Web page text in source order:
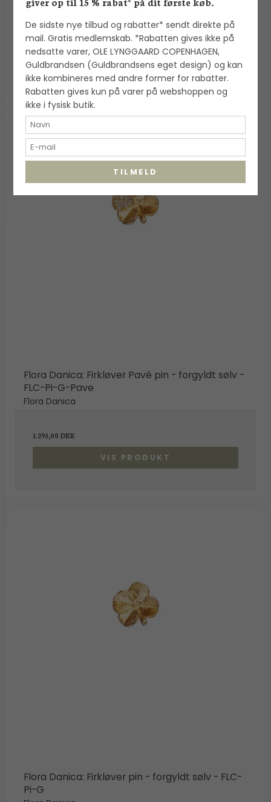
3.900,00 DKK
VIS PRODUKT
Flora Danica: Firkløver Pavé pin - forgyldt sølv -
FLC-Pi-G-Pave
Flora Danica
1.295,00 DKK
VIS PRODUKT
Flora Danica: Firkløver pin - forgyldt sølv - FLC-
Pi-G
De sidste nye tilbud og rabatter* sendt direkte på
mail. Gratis medlemskab. *Rabatten gives ikke på
nedsatte varer, OLE LYNGGAARD COPENHAGEN,
Guldbrandsen (Guldbrandsens eget design) og kan
ikke kombineres med andre former for rabatter.
Rabatten gives kun på varer på webshoppen og
ikke i fysisk butik.
TILMELD